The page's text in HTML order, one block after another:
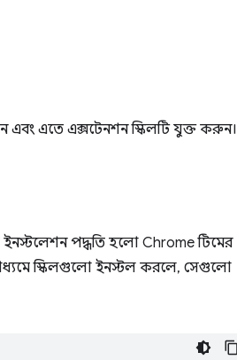
এবং এতে এক্সটেনশন স্কিলটি যুক্ত করুন।
পদ্ধতি হলো Chrome টিমের
স্কিলগুলো ইনস্টল করলে, সেগুলো